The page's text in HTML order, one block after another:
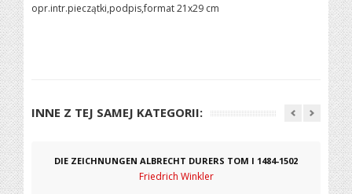
opr.intr.pieczątki,podpis,format 21x29 cm
INNE Z TEJ SAMEJ KATEGORII:
DIE ZEICHNUNGEN ALBRECHT DURERS TOM I 1484-1502
Friedrich Winkler